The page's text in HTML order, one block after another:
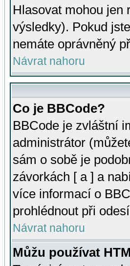
Hlasovat mohou jen
výsledky). Pokud
nemáte oprávněný
Návrat nahoru
Co je BBCode?
BBCode je zvláštní
administrátor
sám o sobě je
závorkách [ a ] a
více informací o
prohlédnout při
Návrat nahoru
Můžu používat